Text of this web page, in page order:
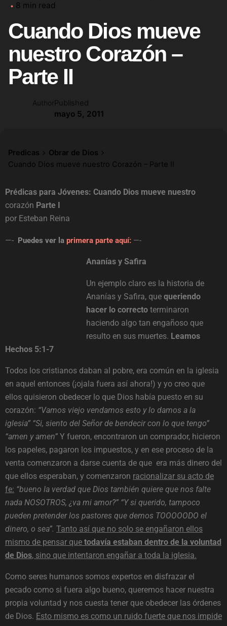
8 min read
Cuando Dios mueve
nuestro Corazón –
Parte II
Author Published
mayo 5, 2011
Predicas
Obrar de Dios
Cuando Dios mueve nuestro Corazón – Parte II
Prédicas para Jóvenes: Cuando Dios mueve nuestro
corazón Parte I
por Esteban Reina
—- Puedes ver la primera parte aquí: —-
Ananías y Safira
Un ejemplo claro es la historia de
Ananías y Safira, que queriendo
hacer lo correcto terminaron
haciendo algo tan engañoso que
resulto en sus muertes. Leamos
Hechos 5:1-7
Todos los cristianos daban al pobre, era común en la iglesia
en aquel entonces (¡ojala fuera así ahora!) y yo creo que
ellos quisieron obedecer lo que Dios había puesto en su
corazón: “Vamos viejo vendamos esto y lo damos a la
iglesia” “Si, siento del Señor de bendecir con lo que tengo”
“amen y amen” Y fueron, encontraron un comprador, hicieron
los papeles, pagaron los impuestos, y en ese proceso de la
venta comenzaron a darse cuenta de que era más dinero del
que ellos esperaban, y comenzaron racionalizar su acto de
fe: “bueno la verdad que Dios también quiere que nos falte
nada NOSOTROS, ¿va mi amor?” “Y si querido, tampoco
pueden pretender los pastores que demos TOOOOODO el
dinero, o sea”. Tanto así que no solo se engañaron ellos
mismo de pensar que todavía estaban dentro de la voluntad
de Dios, sino que intentaron engañar a toda la iglesia.
Como seres humanos somos expertos en disfrazar el
pecado como si fuera algo bueno, queremos hacer nuestra
propia voluntad y nos cuesta tener que obedecer las órdenes
de Dios. Esto mismo es como un ruido fuerte que nos impide